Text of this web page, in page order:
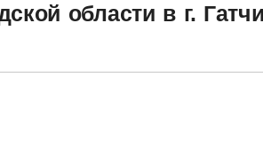
области в г.